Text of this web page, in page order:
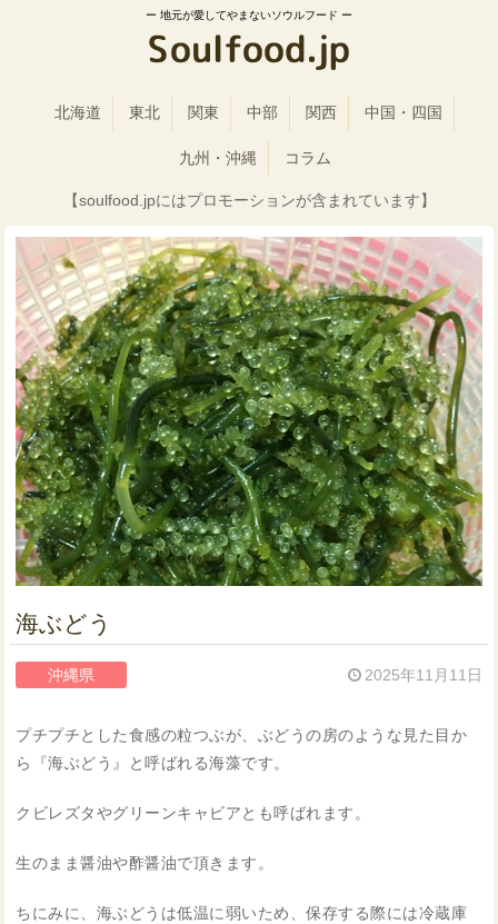
地元が愛してやまないソウルフード
北海道 東北 関東 中部 関西 中国・四国
九州・沖縄 コラム
【soulfood.jpにはプロモーションが含まれています】
海ぶどう
沖縄県 2025年11月11日
プチプチとした食感の粒つぶが、ぶどうの房のような見た目か
ら『海ぶどう』と呼ばれる海藻です。
クビレズタやグリーンキャビアとも呼ばれます。
生のまま醤油や酢醤油で頂きます。
ちにみに、海ぶどうは低温に弱いため、保存する際には冷蔵庫